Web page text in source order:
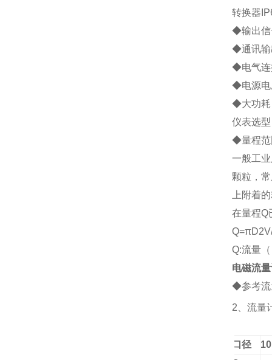
转换器
◆输出信
◆通讯输
◆电气连
◆电源电
◆大功耗
仪表选型
◆量程
一般工
颗粒，
上附着
在量程Q
Q=
Q:流量
电磁流
◆参考流
2、 流
口径
10